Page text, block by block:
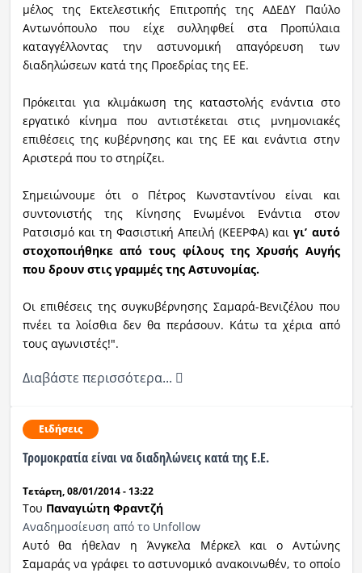
μέλος της Εκτελεστικής Επιτροπής της ΑΔΕΔΥ Παύλο
Αντωνόπουλο που είχε συλληφθεί στα Προπύλαια
καταγγέλλοντας την αστυνομική απαγόρευση των
διαδηλώσεων κατά της Προεδρίας της ΕΕ.
Πρόκειται για κλιμάκωση της καταστολής ενάντια στο
εργατικό κίνημα που αντιστέκεται στις μνημονιακές
επιθέσεις της κυβέρνησης και της ΕΕ και ενάντια στην
Αριστερά που το στηρίζει.
Σημειώνουμε ότι ο Πέτρος Κωνσταντίνου είναι και
συντονιστής της Κίνησης Ενωμένοι Ενάντια στον
Ρατσισμό και τη Φασιστική Απειλή (ΚΕΕΡΦΑ) και γιʼ αυτό
στοχοποιήθηκε από τους φίλους της Χρυσής Αυγής
που δρουν στις γραμμές της Αστυνομίας.
Οι επιθέσεις της συγκυβέρνησης Σαμαρά-Βενιζέλου που
πνέει τα λοίσθια δεν θα περάσουν. Κάτω τα χέρια από
τους αγωνιστές!".
Διαβάστε περισσότερα...
Ειδήσεις
Τρομοκρατία είναι να διαδηλώνεις κατά της Ε.Ε.
Τετάρτη, 08/01/2014 - 13:22
Του Παναγιώτη Φραντζή
Αναδημοσίευση από το Unfollow
Αυτό θα ήθελαν η Άνγκελα Μέρκελ και ο Αντώνης
Σαμαράς να γράφει το αστυνομικό ανακοινωθέν, το οποίο